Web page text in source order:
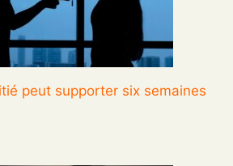
peut supporter six semaines